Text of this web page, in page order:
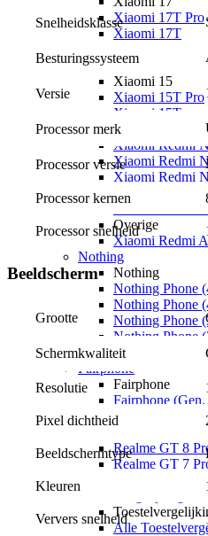
Xiaomi 17T Pro
Xiaomi 17T
Xiaomi 17
Xiaomi 15
Xiaomi 15T Pro
Xiaomi 15T
Xiaomi Redmi
Xiaomi Redmi
Xiaomi Redmi
Xiaomi Redmi
Xiaomi Redmi
Overige
Xiaomi Redmi
Nothing
Nothing
Nothing Phone
Nothing Phone
Nothing Phone
Nothing Phone
Nothing Phone
Fairphone
Fairphone
Fairphone
Realme
Realme GT 8
Realme GT 7
Toestelvergelijkingen
Alle
Snelheidsklasse
Besturingssysteem
Versie
Processor merk
Processor versie
Processor kernen
Processor snelheid
Beeldscherm
Grootte
Schermkwaliteit
Resolutie
Pixel dichtheid
Beeldschermtype
Kleuren
Ververs snelheid